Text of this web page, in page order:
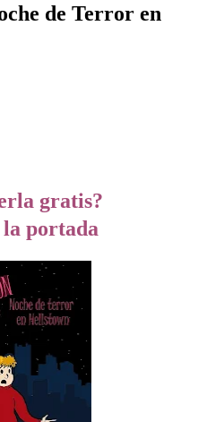
de Terror en
gratis?
portada